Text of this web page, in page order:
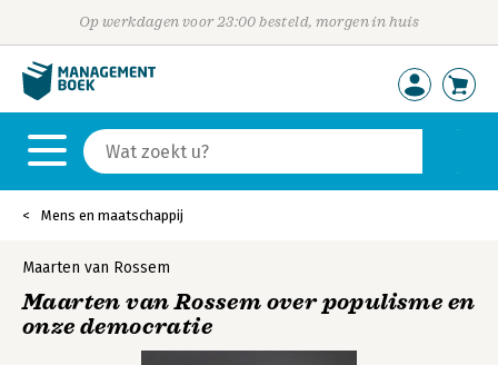
Op werkdagen voor 23:00 besteld, morgen in huis
Mens en maatschappij
Maarten van Rossem
Maarten van Rossem over populisme en
onze democratie